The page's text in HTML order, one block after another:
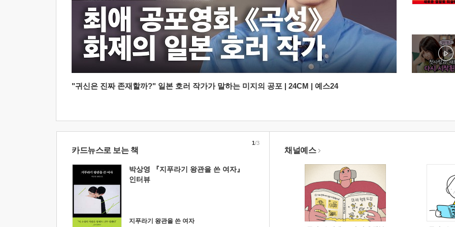
"귀신은 진짜 존재할까?" 일본 호러 작가가 말하는 미지의 공포 | 24CM | 예스24
카드뉴스로 보는 책
박상영 『지푸라기 왕관을 쓴 여자』
인터뷰
지푸라기 왕관을 쓴 여자
1/3
채널예스